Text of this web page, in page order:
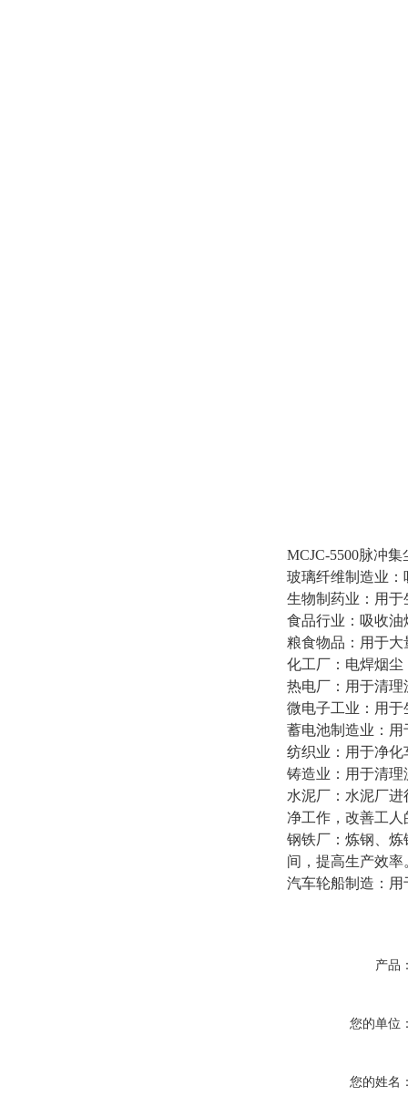
MCJC-5500脉冲
玻璃纤维制造业
生物制药业：用
食品行业：吸收
粮食物品：用于
化工厂：电焊烟
热电厂：用于清
微电子工业：用
蓄电池制造业：
纺织业：用于净
铸造业：用于清
水泥厂：水泥厂
净工作，改善工人
钢铁厂：炼钢、
间，提高生产效率
汽车轮船制造：
产品
您的单位
您的姓名